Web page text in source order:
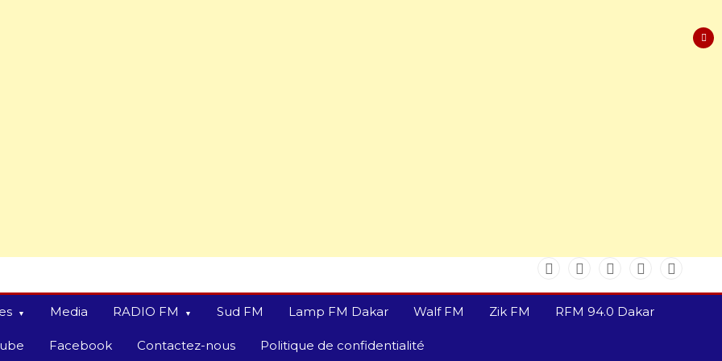
Media RADIO FM Sud FM Lamp FM Dakar Walf FM Zik FM RFM 94.0 Dakar
Facebook Contactez-nous Politique de confidentialité